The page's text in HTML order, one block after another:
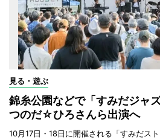
見る・遊ぶ
錦糸公園などで「すみだジャ
つのだ☆ひろさんら出演へ
10月17日・18日に開催される「すみだス